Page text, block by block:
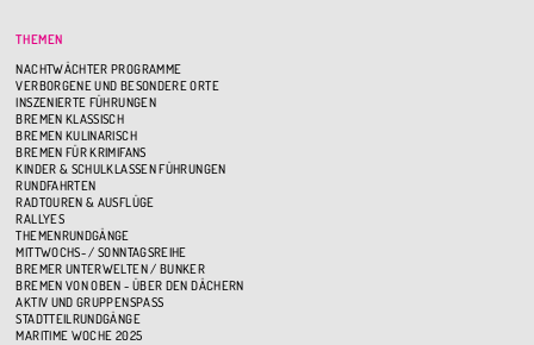
THEMEN
NACHTWÄCHTER PROGRAMME
VERBORGENE UND BESONDERE ORTE
INSZENIERTE FÜHRUNGEN
BREMEN KLASSISCH
BREMEN KULINARISCH
BREMEN FÜR KRIMIFANS
KINDER & SCHULKLASSEN FÜHRUNGEN
RUNDFAHRTEN
RADTOUREN & AUSFLÜGE
RALLYES
THEMENRUNDGÄNGE
MITTWOCHS- / SONNTAGSREIHE
BREMER UNTERWELTEN / BUNKER
BREMEN VON OBEN - ÜBER DEN DÄCHERN
AKTIV UND GRUPPENSPASS
STADTTEILRUNDGÄNGE
MARITIME WOCHE 2025